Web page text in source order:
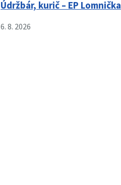
Údržbár, kurič – EP Lomnička
6. 8. 2026